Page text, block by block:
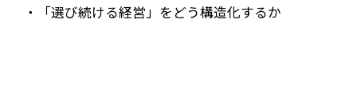
・「選び続ける経営」をどう構造化するか